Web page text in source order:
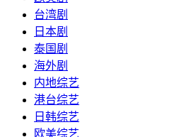
台湾剧
日本剧
泰国剧
海外剧
内地综艺
港台综艺
日韩综艺
欧美综艺